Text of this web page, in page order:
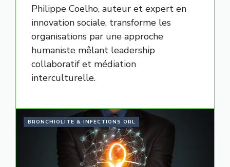
Philippe Coelho, auteur et expert en
innovation sociale, transforme les
organisations par une approche
humaniste mêlant leadership
collaboratif et médiation
interculturelle.
BRONCHIOLITE & INFECTIONS ORL